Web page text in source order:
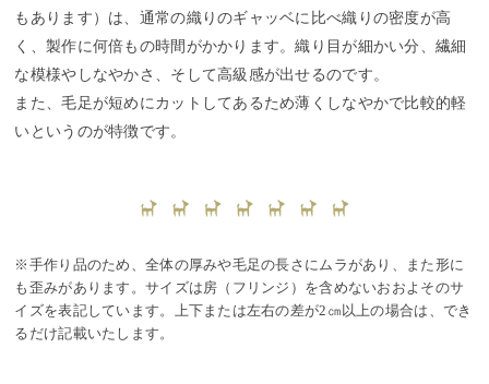
もあります）は、通常の織りのギャッベに比べ織りの密度が高
く、製作に何倍もの時間がかかります。織り目が細かい分、繊細
な模様やしなやかさ、そして高級感が出せるのです。
また、毛足が短めにカットしてあるため薄くしなやかで比較的軽
いというのが特徴です。
※手作り品のため、全体の厚みや毛足の長さにムラがあり、また形に
も歪みがあります。サイズは房（フリンジ）を含めないおおよそのサ
イズを表記しています。上下または左右の差が2㎝以上の場合は、でき
るだけ記載いたします。